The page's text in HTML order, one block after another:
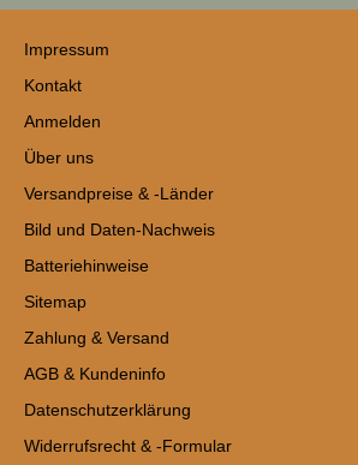
Impressum
Kontakt
Anmelden
Über uns
Versandpreise & -Länder
Bild und Daten-Nachweis
Batteriehinweise
Sitemap
Zahlung & Versand
AGB & Kundeninfo
Datenschutzerklärung
Widerrufsrecht & -Formular